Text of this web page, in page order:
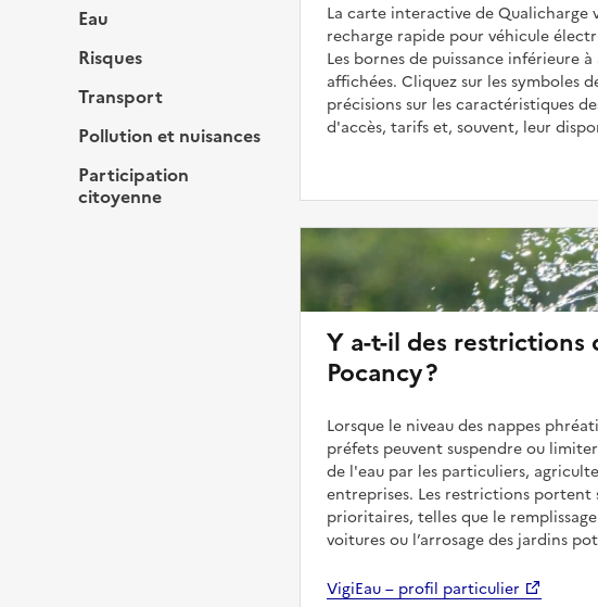
Eau
Risques
Transport
Pollution et nuisances
Participation
citoyenne
La carte interactive de Qualicharge
recharge rapide pour véhicule
Les bornes de puissance inférieure
affichées. Cliquez sur les symboles
précisions sur les caractéristiques
d'accès, tarifs et, souvent, leur
Y a-t-il des restrictions
Pocancy ?
Lorsque le niveau des nappes
préfets peuvent suspendre ou
de l'eau par les particuliers,
entreprises. Les restrictions portent
prioritaires, telles que le
voitures ou l’arrosage des jardins
VigiEau – profil particulier